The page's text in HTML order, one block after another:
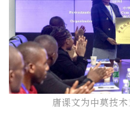
唐课文为中莫技